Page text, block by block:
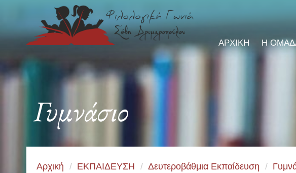
ΑΡΧΙΚΗ Η
Γυμνάσιο
Αρχική / ΕΚΠΑΙΔΕΥΣΗ / Δευτεροβάθμια Εκπαίδευση /